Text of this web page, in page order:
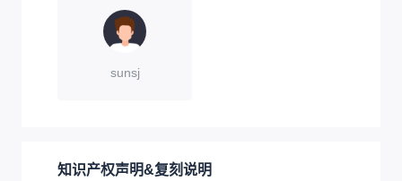
sunsj
知识产权声明&复刻说明